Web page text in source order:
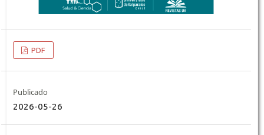
PDF
Publicado
2026-05-26